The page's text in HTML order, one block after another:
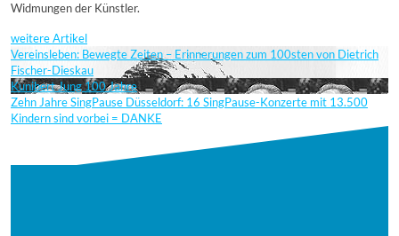
Widmungen der Künstler.
weitere Artikel
Vereinsleben: Bewegte Zeiten – Erinnerungen zum 100sten von Dietrich
Fischer-Dieskau
Kunibert Jung 100 Jahre
Zehn Jahre SingPause Düsseldorf: 16 SingPause-Konzerte mit 13.500
Kindern sind vorbei = DANKE